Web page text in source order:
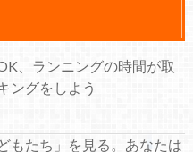
、ランニングの時間が取
ングをしよう
もたち」を見る。あなたは